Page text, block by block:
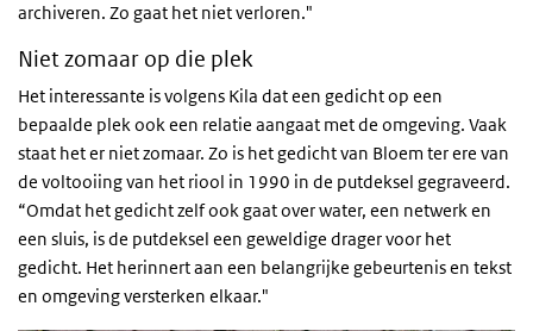
archiveren. Zo gaat het niet verloren."
Niet zomaar op die plek
Het interessante is volgens Kila dat een gedicht op een
bepaalde plek ook een relatie aangaat met de omgeving. Vaak
staat het er niet zomaar. Zo is het gedicht van Bloem ter ere van
de voltooiing van het riool in 1990 in de putdeksel gegraveerd.
“Omdat het gedicht zelf ook gaat over water, een netwerk en
een sluis, is de putdeksel een geweldige drager voor het
gedicht. Het herinnert aan een belangrijke gebeurtenis en tekst
en omgeving versterken elkaar."